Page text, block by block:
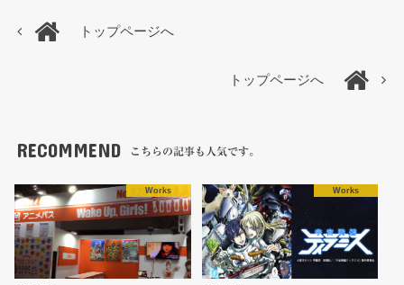
トップページへ
トップページへ
RECOMMEND こちらの記事も人気です。
Works Works